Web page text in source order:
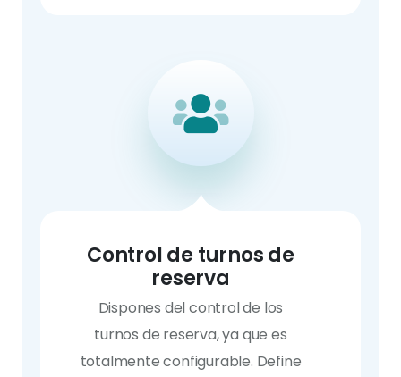
Control de turnos de
reserva
Dispones del control de los
turnos de reserva, ya que es
totalmente configurable. Define